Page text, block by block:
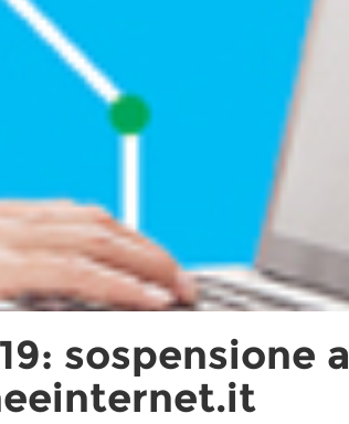
sospensione